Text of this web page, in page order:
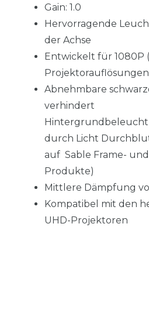
Gain: 1.0
Hervorragende
der Achse
Entwickelt für 1080P
Projektorauflösungen
Abnehmbare
verhindert
durch Licht
auf Sable Frame-
Produkte)
Mittlere Dämpfung
Kompatibel mit den
UHD-Projektoren